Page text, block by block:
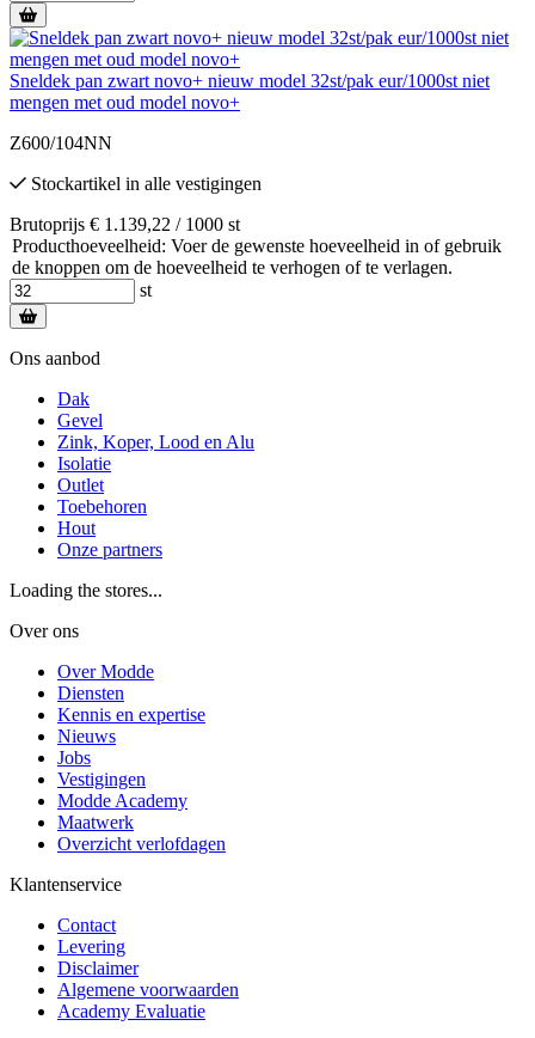
Sneldek pan zwart novo+ nieuw model 32st/pak eur/1000st niet
mengen met oud model novo+
Z600/104NN
Stockartikel in alle vestigingen
Brutoprijs € 1.139,22 / 1000 st
Producthoeveelheid: Voer de gewenste hoeveelheid in of gebruik
de knoppen om de hoeveelheid te verhogen of te verlagen.
st
Ons aanbod
Dak
Gevel
Zink, Koper, Lood en Alu
Isolatie
Outlet
Toebehoren
Hout
Onze partners
Loading the stores...
Over ons
Over Modde
Diensten
Kennis en expertise
Nieuws
Jobs
Vestigingen
Modde Academy
Maatwerk
Overzicht verlofdagen
Klantenservice
Contact
Levering
Disclaimer
Algemene voorwaarden
Academy Evaluatie